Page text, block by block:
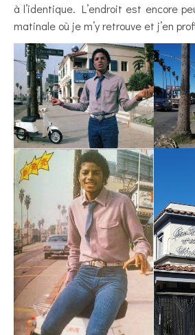
à l’identique. L’endroit est encore
matinale où je m’y retrouve et j’en